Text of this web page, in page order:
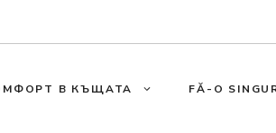
В КЪЩАТА FĂ-O